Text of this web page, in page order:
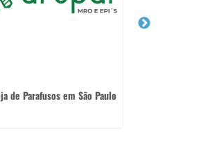
de Parafusos em São Paulo